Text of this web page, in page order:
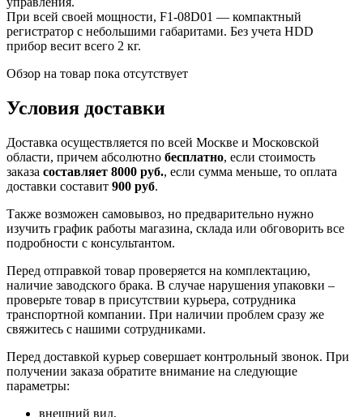
При всей своей мощности, F1-08D01 — компактный
регистратор с небольшими габаритами. Без учета HDD
прибор весит всего 2 кг.
Обзор на товар пока отсутствует
Условия доставки
Доставка осуществляется по всей Москве и Московской
области, причем абсолютно бесплатно, если стоимость
заказа составляет 8000 руб., если сумма меньше, то оплата
доставки составит 900 руб.
Также возможен самовывоз, но предварительно нужно
изучить график работы магазина, склада или обговорить все
подробности с консультантом.
Перед отправкой товар проверяется на комплектацию,
наличие заводского брака. В случае нарушения упаковки –
проверьте товар в присутствии курьера, сотрудника
транспортной компании. При наличии проблем сразу же
свяжитесь с нашими сотрудниками.
Перед доставкой курьер совершает контрольный звонок. При
получении заказа обратите внимание на следующие
параметры:
внешний вид,